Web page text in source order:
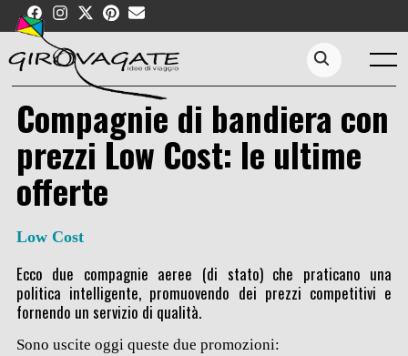
Skip
content
Menu
Search...
Compagnie di bandiera con
prezzi Low Cost: le ultime
offerte
Low Cost
Ecco due compagnie aeree (di stato) che praticano una
politica intelligente, promuovendo dei prezzi competitivi e
fornendo un servizio di qualità.
Sono uscite oggi queste due promozioni: